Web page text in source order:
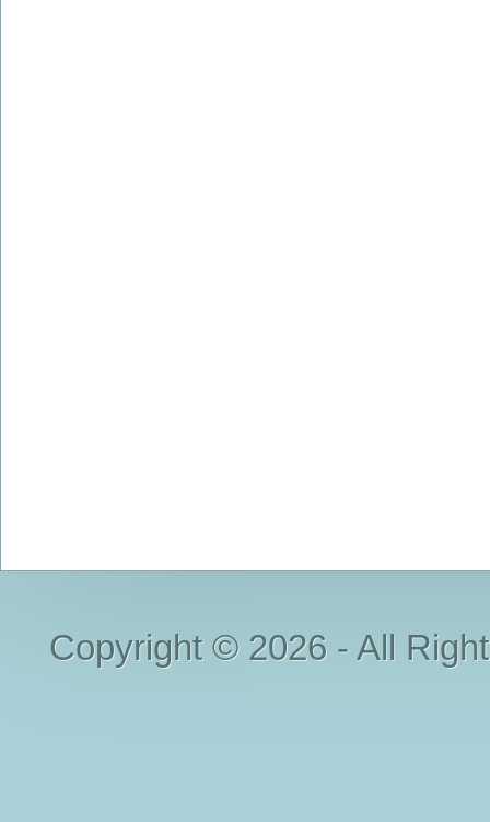
Copyright © 2026 - All